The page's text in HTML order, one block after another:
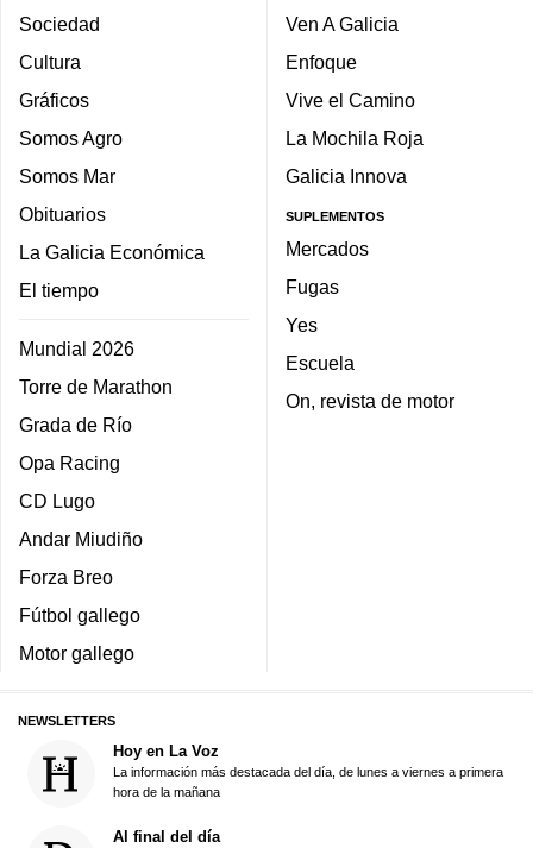
Sociedad
Cultura
Gráficos
Somos Agro
Somos Mar
Obituarios
La Galicia Económica
El tiempo
Mundial 2026
Torre de Marathon
Grada de Río
Opa Racing
CD Lugo
Andar Miudiño
Forza Breo
Fútbol gallego
Motor gallego
Ven A Galicia
Enfoque
Vive el Camino
La Mochila Roja
Galicia Innova
SUPLEMENTOS
Mercados
Fugas
Yes
Escuela
On, revista de motor
NEWSLETTERS
Hoy en La Voz
La información más destacada del día, de lunes a viernes a primera
hora de la mañana
Al final del día